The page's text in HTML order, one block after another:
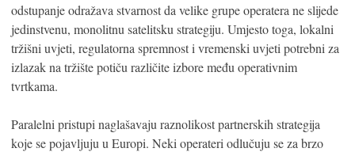
odstupanje odražava stvarnost da velike grupe operatera ne slijede
jedinstvenu, monolitnu satelitsku strategiju. Umjesto toga, lokalni
tržišni uvjeti, regulatorna spremnost i vremenski uvjeti potrebni za
izlazak na tržište potiču različite izbore među operativnim
tvrtkama.
Paralelni pristupi naglašavaju raznolikost partnerskih strategija
koje se pojavljuju u Europi. Neki operateri odlučuju se za brzo